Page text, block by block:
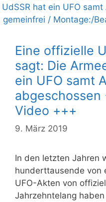
Eine offizielle
sagt: Die
ein UFO samt
abgeschossen
Video +++
9. März 2019
In den letzten Jahren
hunderttausende von
UFO-Akten von
Jahrzehntelang